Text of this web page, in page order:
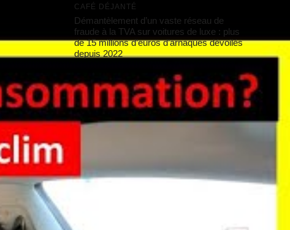
CAFÉ DÉJANTÉ
Démantèlement d’un vaste réseau de
fraude à la TVA sur voitures de luxe : plus
de 15 millions d’euros d’arnaques dévoilés
depuis 2022